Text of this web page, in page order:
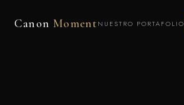
CanonMomentNUESTRO PORTAFOLIO